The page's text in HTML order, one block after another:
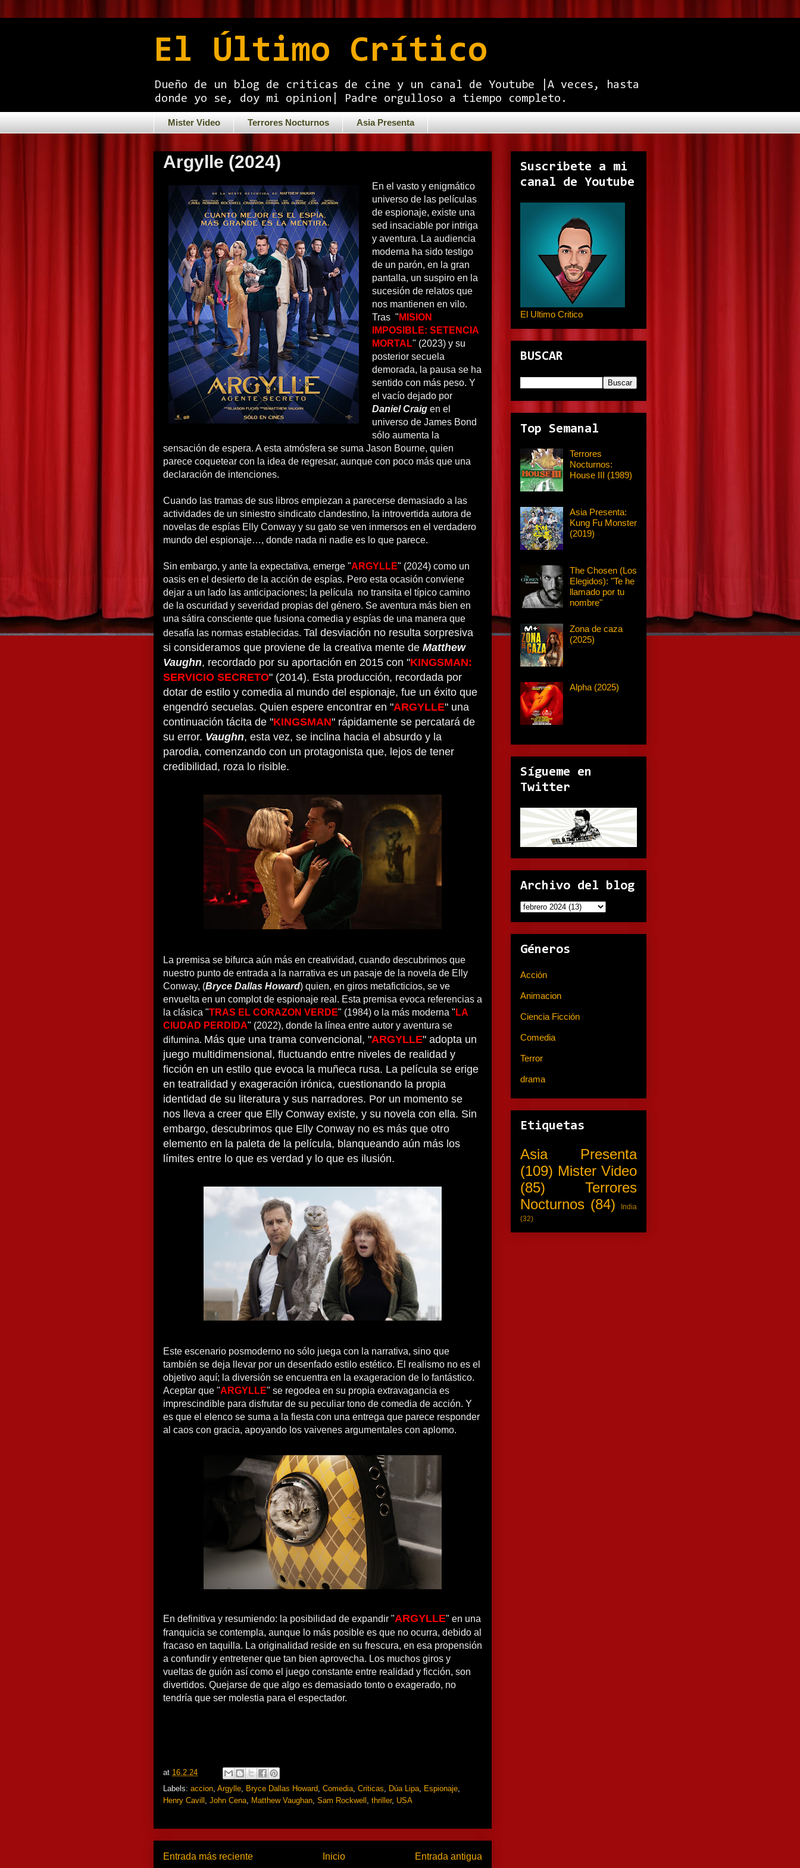
El Último Crítico
Dueño de un blog de criticas de cine y un canal de Youtube |A veces, hasta
donde yo se, doy mi opinion| Padre orgulloso a tiempo completo.
Mister Video Terrores Nocturnos Asia Presenta
Argylle (2024)
En el vasto y enigmático
universo de las películas
de espionaje, existe una
sed insaciable por intriga
y aventura. La audiencia
moderna ha sido testigo
de un parón, en la gran
pantalla, un suspiro en la
sucesión de relatos que
nos mantienen en vilo.
Tras " MISION
IMPOSIBLE: SETENCIA
MORTAL" (2023) y su
posterior secuela
demorada, la pausa se ha
sentido con más peso. Y
el vacío dejado por
Daniel Craig en el
universo de James Bond
sólo aumenta la
sensación de espera. A esta atmósfera se suma Jason Bourne, quien
parece coquetear con la idea de regresar, aunque con poco más que una
declaración de intenciones.
Cuando las tramas de sus libros empiezan a parecerse demasiado a las
actividades de un siniestro sindicato clandestino, la introvertida autora de
novelas de espías Elly Conway y su gato se ven inmersos en el verdadero
mundo del espionaje…, donde nada ni nadie es lo que parece.
Sin embargo, y ante la expectativa, emerge "ARGYLLE" (2024) como un
oasis en el desierto de la acción de espías. Pero esta ocasión conviene
dejar a un lado las anticipaciones; la película no transita el típico camino
de la oscuridad y severidad propias del género. Se aventura más bien en
una sátira consciente que fusiona comedia y espías de una manera que
desafía las normas establecidas. Tal desviación no resulta sorpresiva
si consideramos que proviene de la creativa mente de Matthew
Vaughn, recordado por su aportación en 2015 con "KINGSMAN:
SERVICIO SECRETO" (2014). Esta producción, recordada por
dotar de estilo y comedia al mundo del espionaje, fue un éxito que
engendró secuelas. Quien espere encontrar en "ARGYLLE" una
continuación tácita de "KINGSMAN" rápidamente se percatará de
su error. Vaughn, esta vez, se inclina hacia el absurdo y la
parodia, comenzando con un protagonista que, lejos de tener
credibilidad, roza lo risible.
La premisa se bifurca aún más en creatividad, cuando descubrimos que
nuestro punto de entrada a la narrativa es un pasaje de la novela de Elly
Conway, (Bryce Dallas Howard) quien, en giros metaficticios, se ve
envuelta en un complot de espionaje real. Esta premisa evoca referencias a
la clásica "TRAS EL CORAZON VERDE" (1984) o la más moderna " LA
CIUDAD PERDIDA" (2022), donde la línea entre autor y aventura se
difumina. Más que una trama convencional, "ARGYLLE" adopta un
juego multidimensional, fluctuando entre niveles de realidad y
ficción en un estilo que evoca la muñeca rusa. La película se erige
en teatralidad y exageración irónica, cuestionando la propia
identidad de su literatura y sus narradores. Por un momento se
nos lleva a creer que Elly Conway existe, y su novela con ella. Sin
embargo, descubrimos que Elly Conway no es más que otro
elemento en la paleta de la película, blanqueando aún más los
límites entre lo que es verdad y lo que es ilusión.
Este escenario posmoderno no sólo juega con la narrativa, sino que
también se deja llevar por un desenfado estilo estético. El realismo no es el
objetivo aquí; la diversión se encuentra en la exageracion de lo fantástico.
Aceptar que "ARGYLLE" se regodea en su propia extravagancia es
imprescindible para disfrutar de su peculiar tono de comedia de acción. Y
es que el elenco se suma a la fiesta con una entrega que parece responder
al caos con gracia, apoyando los vaivenes argumentales con aplomo.
En definitiva y resumiendo: la posibilidad de expandir "ARGYLLE" en una
franquicia se contempla, aunque lo más posible es que no ocurra, debido al
fracaso en taquilla. La originalidad reside en su frescura, en esa propensión
a confundir y entretener que tan bien aprovecha. Los muchos giros y
vueltas de guión así como el juego constante entre realidad y ficción, son
divertidos. Quejarse de que algo es demasiado tonto o exagerado, no
tendría que ser molestia para el espectador.
at 16.2.24
Labels: accion, Argylle, Bryce Dallas Howard, Comedia, Criticas, Dúa Lipa, Espionaje,
Henry Cavill , John Cena, Matthew Vaughan, Sam Rockwell , thriller, USA
Entrada más reciente Entrada antigua
Inicio
Suscribete a mi
canal de Youtube
El Ultimo Critico
BUSCAR
Top Semanal
Terrores
Nocturnos:
House III (1989)
Asia Presenta:
Kung Fu Monster
(2019)
The Chosen (Los
Elegidos): "Te he
llamado por tu
nombre"
Zona de caza
(2025)
Alpha (2025)
Sígueme en
Twitter
Archivo del blog
Géneros
Acción
Animacion
Ciencia Ficción
Comedia
Terror
drama
Etiquetas
Asia Presenta
(109) Mister Video
(85)
Terrores
Nocturnos (84)
India
(32)